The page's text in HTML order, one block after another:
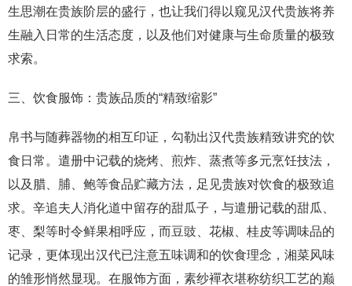
生思潮在贵族阶层的盛行，也让我们得以窥见汉代贵族将养
生融入日常的生活态度，以及他们对健康与生命质量的极致
求索。
三、饮食服饰：贵族品质的“精致缩影”
帛书与随葬器物的相互印证，勾勒出汉代贵族精致讲究的饮
食日常。遣册中记载的烧烤、煎炸、蒸煮等多元烹饪技法，
以及腊、脯、鲍等食品贮藏方法，足见贵族对饮食的极致追
求。辛追夫人消化道中留存的甜瓜子，与遣册记载的甜瓜、
枣、梨等时令鲜果相呼应，而豆豉、花椒、桂皮等调味品的
记录，更体现出汉代已注意五味调和的饮食理念，湘菜风味
的雏形悄然显现。在服饰方面，素纱襌衣堪称纺织工艺的巅